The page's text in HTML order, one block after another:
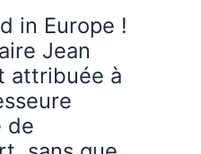
in Europe !
Jean
attribuée à
de